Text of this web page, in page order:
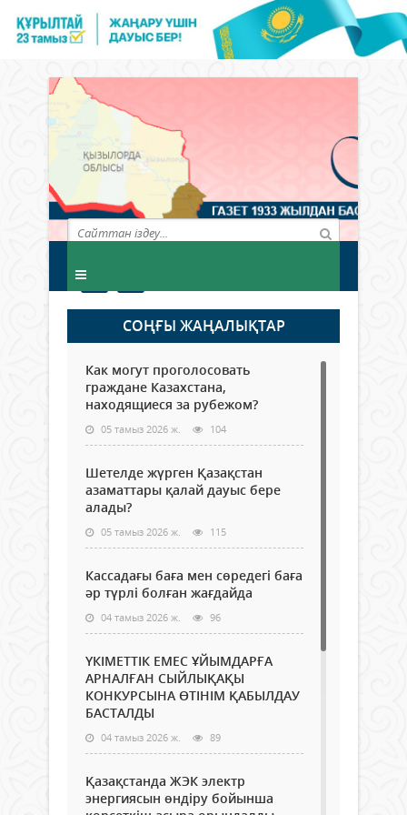
СОҢҒЫ ЖАҢАЛЫҚТАР
Как могут проголосовать
граждане Казахстана,
находящиеся за рубежом?
05 тамыз 2026 ж. 104
Шетелде жүрген Қазақстан
азаматтары қалай дауыс бере
алады?
05 тамыз 2026 ж. 115
Кассадағы баға мен сөредегі баға
әр түрлі болған жағдайда
04 тамыз 2026 ж. 96
ҮКІМЕТТІК ЕМЕС ҰЙЫМДАРҒА
АРНАЛҒАН СЫЙЛЫҚАҚЫ
КОНКУРСЫНА ӨТІНІМ ҚАБЫЛДАУ
БАСТАЛДЫ
04 тамыз 2026 ж. 89
Қазақстанда ЖЭК электр
энергиясын өндіру бойынша